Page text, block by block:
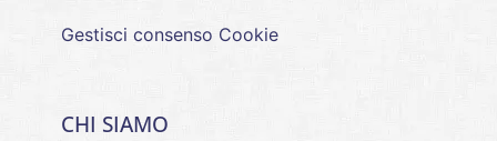
Gestisci consenso Cookie
CHI SIAMO